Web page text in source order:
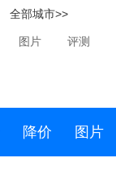
全部城市>>
图片 评测
降价 图片